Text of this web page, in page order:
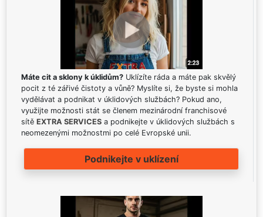
Máte cit a sklony k úklidům? Uklízíte ráda a máte pak skvělý
pocit z té zářivé čistoty a vůně? Myslíte si, že byste si mohla
vydělávat a podnikat v úklidových službách? Pokud ano,
využijte možnosti stát se členem mezinárodní franchisové
sítě EXTRA SERVICES a podnikejte v úklidových službách s
neomezenými možnostmi po celé Evropské unii.
Podnikejte v uklízení